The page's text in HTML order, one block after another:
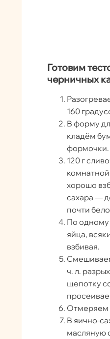
Готовим
черничных
160
В форму
кладём
формочки.
120 г
хорошо
сахара —
почти
По одному
яйца,
взбивая.
ч. л.
щепотку
Отмеряем
В яично-
масляную